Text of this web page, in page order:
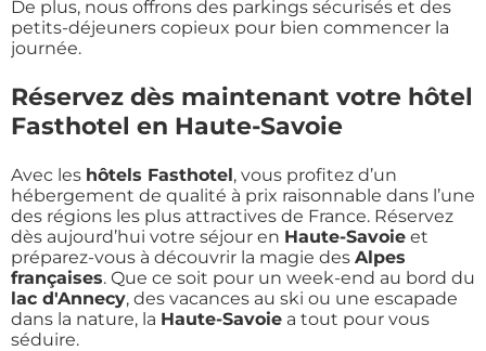
De plus, nous offrons des parkings sécurisés et des
petits-déjeuners copieux pour bien commencer la
journée.
Réservez dès maintenant votre hôtel
Fasthotel en Haute-Savoie
Avec les hôtels Fasthotel, vous profitez d’un
hébergement de qualité à prix raisonnable dans l’une
des régions les plus attractives de France. Réservez
dès aujourd’hui votre séjour en Haute-Savoie et
préparez-vous à découvrir la magie des Alpes
françaises. Que ce soit pour un week-end au bord du
lac d'Annecy, des vacances au ski ou une escapade
dans la nature, la Haute-Savoie a tout pour vous
séduire.